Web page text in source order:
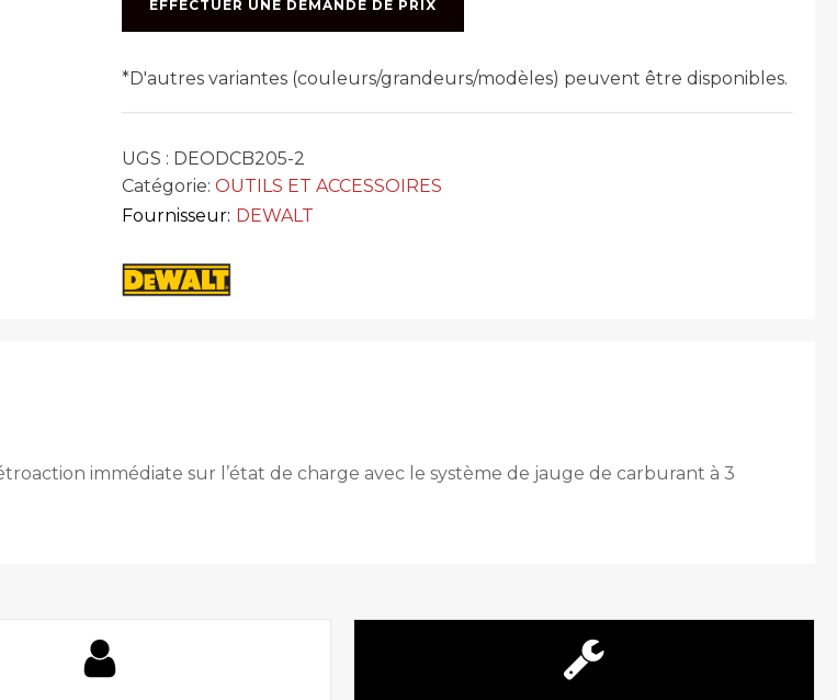
5.0Ah
EFFECTUER UNE DEMANDE DE PRIX
*D'autres variantes (couleurs/grandeurs/modèles) peuvent être disponibles.
UGS : DEODCB205-2
Catégorie: OUTILS ET ACCESSOIRES
Fournisseur: DEWALT
immédiate sur l’état de charge avec le système de jauge de carburant à 3